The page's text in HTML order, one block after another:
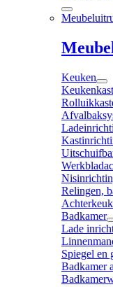
Keuken
Relingen,
Badkamer
Lade
Spiegel en
Badkamer